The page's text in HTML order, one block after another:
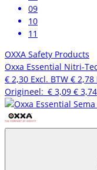
09
10
11
OXXA Safety Products
Oxxa Essential Nitri-
€ 2,30 Excl. BTW € 2,78
Origineel: € 3,09 € 3,74